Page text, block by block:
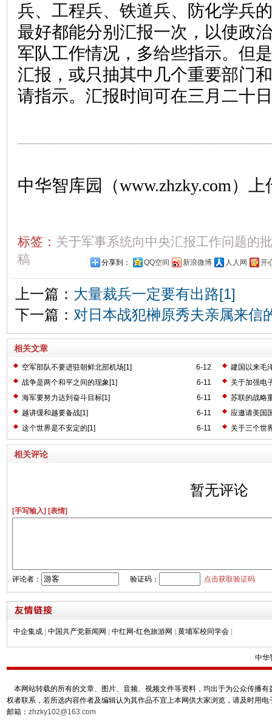
兵、工程兵、铁道兵、防化学兵
最好都能分别汇报一次，以使政
军队工作情况，多给些指示。但
汇报，或只抽其中几个重要部门
请指示。汇报时间可在三月二十
中华智库园（www.zhzky.com）上
标签： 关于军事系统向中央汇报工作问题的
稿
分享到： QQ空间 新浪微博 人人网 开
上一篇： 大量裁兵一定要有出路[1]
下一篇： 对日本战犯榊原秀夫亲属来信
相关文章
6-12
空军部队不要进驻朝鲜北部机场[1]
建国以来毛
6-11
战争是两个和平之间的现象[1]
关于加强电
6-11
海军要努力达到奋斗目标[1]
苏联的战略
6-11
越讲缓和越要备战[1]
应邀请美国
6-11
这个世界是不安定的[1] 关于三个世
相关评论
暂无评论
[手写输入] [表情]
评论者： 验证码： 点击获取验证码
中企集成 | 中国共产党新闻网 | 中红网-红色旅游网 | 黄埔军校同学会 |
中华
本网站转载的所有的文章、图片、音频、视频文件等资料，均出于为公众传播
权者联系，若所选内容作者及编辑认为其作品不宜上本网供大家浏览，请及时用
邮箱： zhzky102@163.com